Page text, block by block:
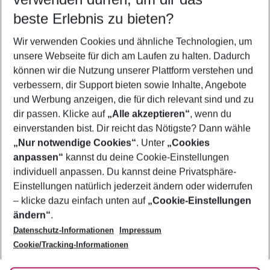
5-8 Nächte
2 Erwachsene Keine Kinder
Mehr Filter anzeigen
Footer
Footer navigation
Über uns
AGB
Bestpreisgarantie
Cookie-Einstellungen ändern
Cookie-Richtlinie
Agenturbetreuung
Barrierefreies Reisen
Folge uns
beste Erlebnis zu bieten?
Wir verwenden Cookies und ähnliche Technologien, um
unsere Webseite für dich am Laufen zu halten. Dadurch
können wir die Nutzung unserer Plattform verstehen und
verbessern, dir Support bieten sowie Inhalte, Angebote
und Werbung anzeigen, die für dich relevant sind und zu
dir passen. Klicke auf „Alle akzeptieren“, wenn du
einverstanden bist. Dir reicht das Nötigste? Dann wähle
„Nur notwendige Cookies“. Unter „Cookies
anpassen“ kannst du deine Cookie-Einstellungen
individuell anpassen. Du kannst deine Privatsphäre-
Einstellungen natürlich jederzeit ändern oder widerrufen
– klicke dazu einfach unten auf „Cookie-Einstellungen
ändern“.
Datenschutz-Informationen
Impressum
Cookie/Tracking-Informationen